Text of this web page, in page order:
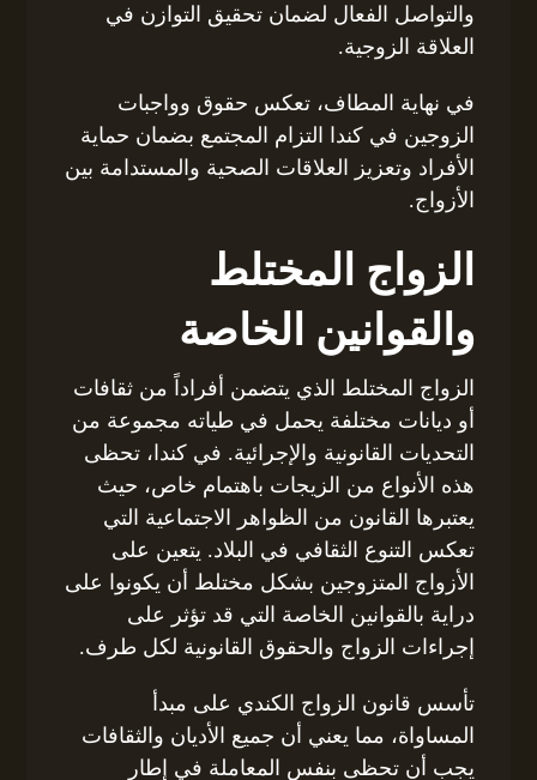
والتواصل الفعال لضمان تحقيق التوازن في
العلاقة الزوجية.
في نهاية المطاف، تعكس حقوق وواجبات
الزوجين في كندا التزام المجتمع بضمان حماية
الأفراد وتعزيز العلاقات الصحية والمستدامة بين
الأزواج.
الزواج المختلط
والقوانين الخاصة
الزواج المختلط الذي يتضمن أفراداً من ثقافات
أو ديانات مختلفة يحمل في طياته مجموعة من
التحديات القانونية والإجرائية. في كندا، تحظى
هذه الأنواع من الزيجات باهتمام خاص، حيث
يعتبرها القانون من الظواهر الاجتماعية التي
تعكس التنوع الثقافي في البلاد. يتعين على
الأزواج المتزوجين بشكل مختلط أن يكونوا على
دراية بالقوانين الخاصة التي قد تؤثر على
إجراءات الزواج والحقوق القانونية لكل طرف.
تأسس قانون الزواج الكندي على مبدأ
المساواة، مما يعني أن جميع الأديان والثقافات
يجب أن تحظى بنفس المعاملة في إطار